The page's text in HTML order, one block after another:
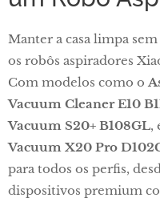
Manter a casa limpa
os robôs aspiradores
Com modelos como o
Vacuum Cleaner E10
Vacuum S20+ B108GL,
Vacuum X20 Pro
para todos os perfis,
dispositivos premium